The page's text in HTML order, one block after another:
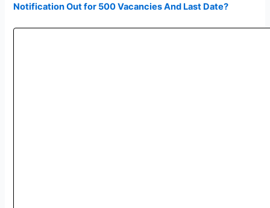
Notification Out for 500 Vacancies And Last Date?